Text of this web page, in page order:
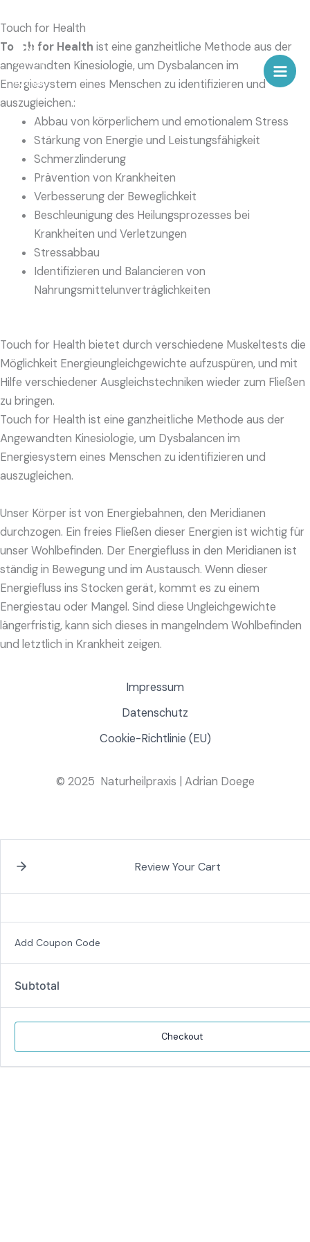
Inhalt
springen
Touch for Health
Touch for Health ist eine ganzheitliche Methode aus der
angewandten Kinesiologie, um Dysbalancen im
Energiesystem eines Menschen zu identifizieren und
auszugleichen.:
Abbau von körperlichem und emotionalem Stress
Stärkung von Energie und Leistungsfähigkeit
Schmerzlinderung
Prävention von Krankheiten
Verbesserung der Beweglichkeit
Beschleunigung des Heilungsprozesses bei
Krankheiten und Verletzungen
Stressabbau
Identifizieren und Balancieren von
Nahrungsmittelunverträglichkeiten
Touch for Health bietet durch verschiedene Muskeltests die
Möglichkeit Energieungleichgewichte aufzuspüren, und mit
Hilfe verschiedener Ausgleichstechniken wieder zum Fließen
zu bringen.
Touch for Health ist eine ganzheitliche Methode aus der
Angewandten Kinesiologie, um Dysbalancen im
Energiesystem eines Menschen zu identifizieren und
auszugleichen.
Unser Körper ist von Energiebahnen, den Meridianen
durchzogen. Ein freies Fließen dieser Energien ist wichtig für
unser Wohlbefinden. Der Energiefluss in den Meridianen ist
ständig in Bewegung und im Austausch. Wenn dieser
Energiefluss ins Stocken gerät, kommt es zu einem
Energiestau oder Mangel. Sind diese Ungleichgewichte
längerfristig, kann sich dieses in mangelndem Wohlbefinden
und letztlich in Krankheit zeigen.
Impressum
Datenschutz
Cookie-Richtlinie (EU)
© 2025 Naturheilpraxis | Adrian Doege
Review Your Cart
Add Coupon Code
Subtotal
Checkout